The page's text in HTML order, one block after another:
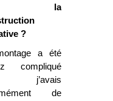
la
?
a été
compliqué
j’avais
de